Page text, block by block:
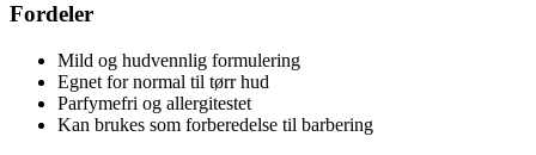
Fordeler
Mild og hudvennlig formulering
Egnet for normal til tørr hud
Parfymefri og allergitestet
Kan brukes som forberedelse til barbering